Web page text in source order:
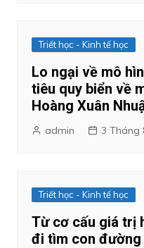
Triết học - Kinh tế học
Lo ngại về mô
tiêu quy biển về
Hoàng Xuân
admin 3 Tháng
Triết học - Kinh tế học
Từ cơ cấu giá trị
đi tìm con